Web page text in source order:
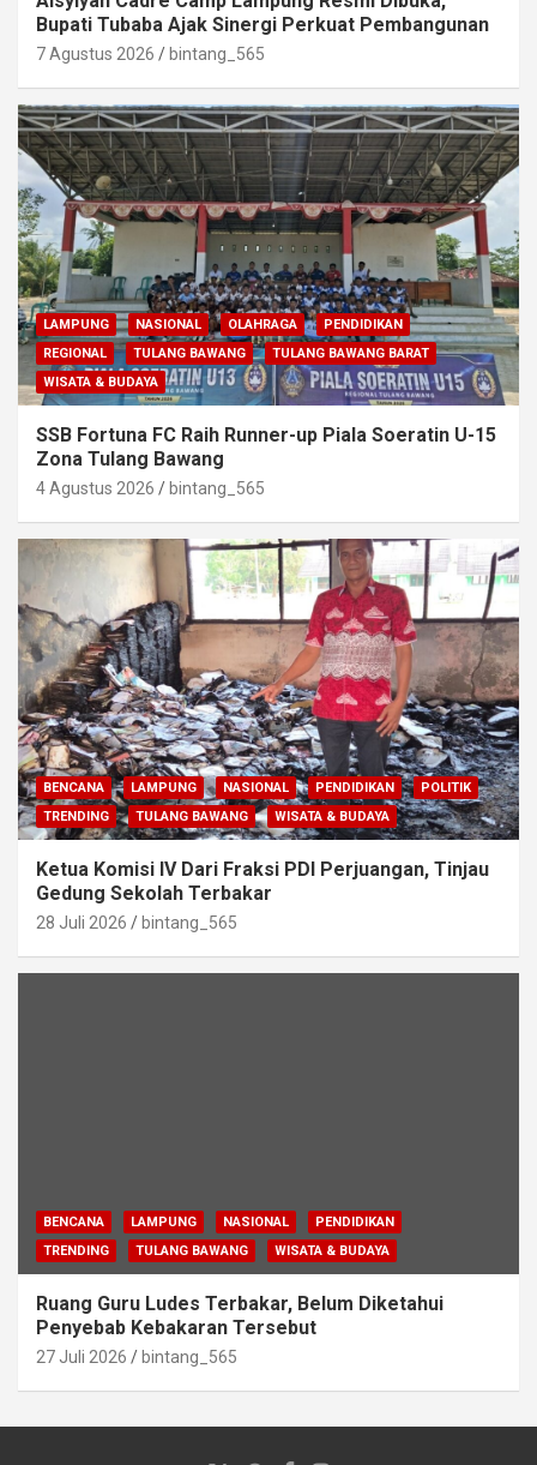
Bupati Tubaba Ajak Sinergi Perkuat Pembangunan
7 Agustus 2026 bintang_565
LAMPUNG NASIONAL OLAHRAGA
PENDIDIKAN
REGIONAL
TULANG BAWANG
TULANG BAWANG BARAT
WISATA & BUDAYA
SSB Fortuna FC Raih Runner-up Piala Soeratin U-15
Zona Tulang Bawang
4 Agustus 2026 bintang_565
BENCANA LAMPUNG NASIONAL PENDIDIKAN
POLITIK
TRENDING
TULANG BAWANG WISATA & BUDAYA
Ketua Komisi IV Dari Fraksi PDI Perjuangan, Tinjau
Gedung Sekolah Terbakar
28 Juli 2026 bintang_565
BENCANA LAMPUNG NASIONAL
PENDIDIKAN
TRENDING
TULANG BAWANG WISATA & BUDAYA
Ruang Guru Ludes Terbakar, Belum Diketahui
Penyebab Kebakaran Tersebut
27 Juli 2026 bintang_565